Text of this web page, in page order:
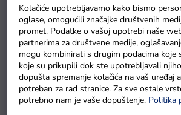
Kolačiće upotrebljavamo kako bismo
oglase, omogućili značajke društvenih
promet. Podatke o vašoj upotrebi naše
partnerima za društvene medije,
mogu kombinirati s drugim podacima koje
koje su prikupili dok ste upotrebljavali
dopušta spremanje kolačića na vaš uređaj
potreban za rad stranice. Za sve ostale
potrebno nam je vaše dopuštenje. Politika
žuti
Na zalihama
2u1
Na zalihi
6 dana.